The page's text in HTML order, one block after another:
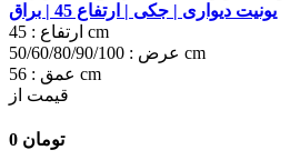
یونیت دیواری | جکی | ارتفاع 45 | براق
ارتفاع : 45 cm
عرض : 50/60/80/90/100 cm
عمق : 56 cm
قیمت از
0 تومان